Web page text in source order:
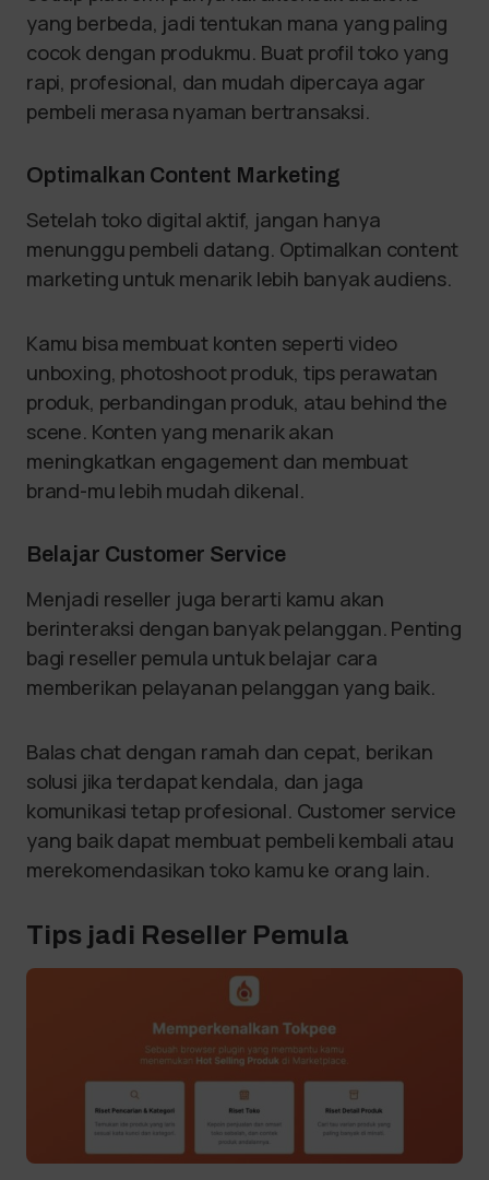
yang berbeda, jadi tentukan mana yang paling
cocok dengan produkmu. Buat profil toko yang
rapi, profesional, dan mudah dipercaya agar
pembeli merasa nyaman bertransaksi.
Optimalkan Content Marketing
Setelah toko digital aktif, jangan hanya
menunggu pembeli datang. Optimalkan content
marketing untuk menarik lebih banyak audiens.
Kamu bisa membuat konten seperti video
unboxing, photoshoot produk, tips perawatan
produk, perbandingan produk, atau behind the
scene. Konten yang menarik akan
meningkatkan engagement dan membuat
brand-mu lebih mudah dikenal.
Belajar Customer Service
Menjadi reseller juga berarti kamu akan
berinteraksi dengan banyak pelanggan. Penting
bagi reseller pemula untuk belajar cara
memberikan pelayanan pelanggan yang baik.
Balas chat dengan ramah dan cepat, berikan
solusi jika terdapat kendala, dan jaga
komunikasi tetap profesional. Customer service
yang baik dapat membuat pembeli kembali atau
merekomendasikan toko kamu ke orang lain.
Tips jadi Reseller Pemula